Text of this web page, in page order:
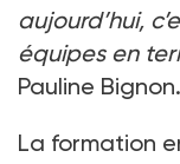
aujourd’hui,
équipes en
Pauline Bignon.
La formation